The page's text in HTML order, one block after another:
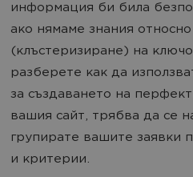
информация би била
ако нямаме знания
(клъстеризиране) на
разберете как да
за създаването на
вашия сайт, трябва да се
групирате вашите заявки
и критерии.